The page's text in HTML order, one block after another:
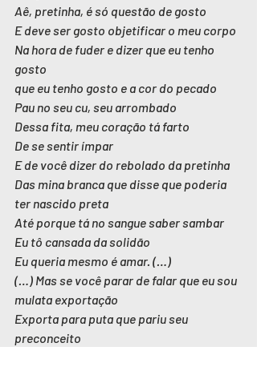
Aê, pretinha, é só questão de gosto
E deve ser gosto objetificar o meu corpo
Na hora de fuder e dizer que eu tenho
gosto
que eu tenho gosto e a cor do pecado
Pau no seu cu, seu arrombado
Dessa fita, meu coração tá farto
De se sentir ímpar
E de você dizer do rebolado da pretinha
Das mina branca que disse que poderia
ter nascido preta
Até porque tá no sangue saber sambar
Eu tô cansada da solidão
Eu queria mesmo é amar. (…)
(…) Mas se você parar de falar que eu sou
mulata exportação
Exporta para puta que pariu seu
preconceito